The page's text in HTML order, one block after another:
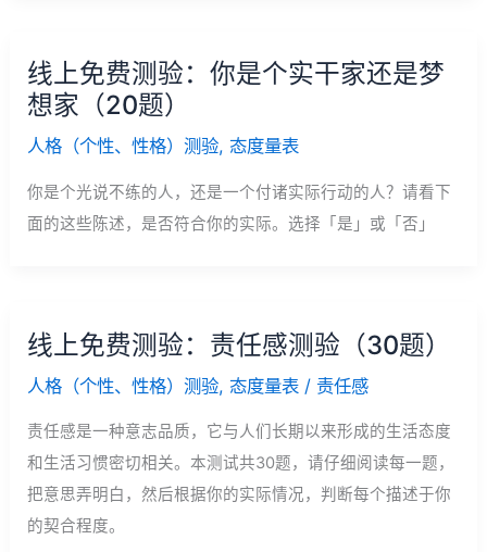
线上免费测验：你是个实干家还是梦
想家（20题）
人格（个性、性格）测验, 态度量表
你是个光说不练的人，还是一个付诸实际行动的人？请看下
面的这些陈述，是否符合你的实际。选择「是」或「否」
线上免费测验：责任感测验（30题）
人格（个性、性格）测验, 态度量表 / 责任感
责任感是一种意志品质，它与人们长期以来形成的生活态度
和生活习惯密切相关。本测试共30题，请仔细阅读每一题，
把意思弄明白，然后根据你的实际情况，判断每个描述于你
的契合程度。